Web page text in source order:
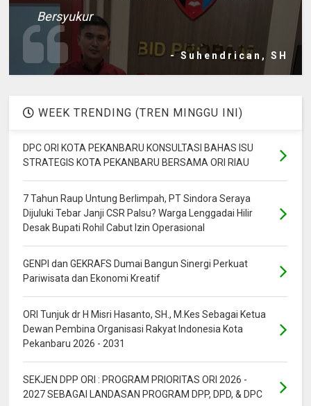
Bersyukur
- Suhendrican, SH
WEEK TRENDING (TREN MINGGU INI)
DPC ORI KOTA PEKANBARU KONSULTASI BAHAS ISU
STRATEGIS KOTA PEKANBARU BERSAMA ORI RIAU
7 Tahun Raup Untung Berlimpah, PT Sindora Seraya
Dijuluki Tebar Janji CSR Palsu? Warga Lenggadai Hilir
Desak Bupati Rohil Cabut Izin Operasional
GENPI dan GEKRAFS Dumai Bangun Sinergi Perkuat
Pariwisata dan Ekonomi Kreatif
ORI Tunjuk dr H Misri Hasanto, SH., M.Kes Sebagai Ketua
Dewan Pembina Organisasi Rakyat Indonesia Kota
Pekanbaru 2026 - 2031
SEKJEN DPP ORI : PROGRAM PRIORITAS ORI 2026 -
2027 SEBAGAI LANDASAN PROGRAM DPP, DPD, & DPC